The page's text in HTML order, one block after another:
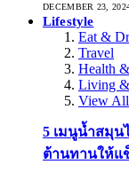
DECEMBER 23,
Lifestyle
Eat &
Travel
Health
Living
View All
5 เมนูน้ำสมุ
ต้านทานให้แ